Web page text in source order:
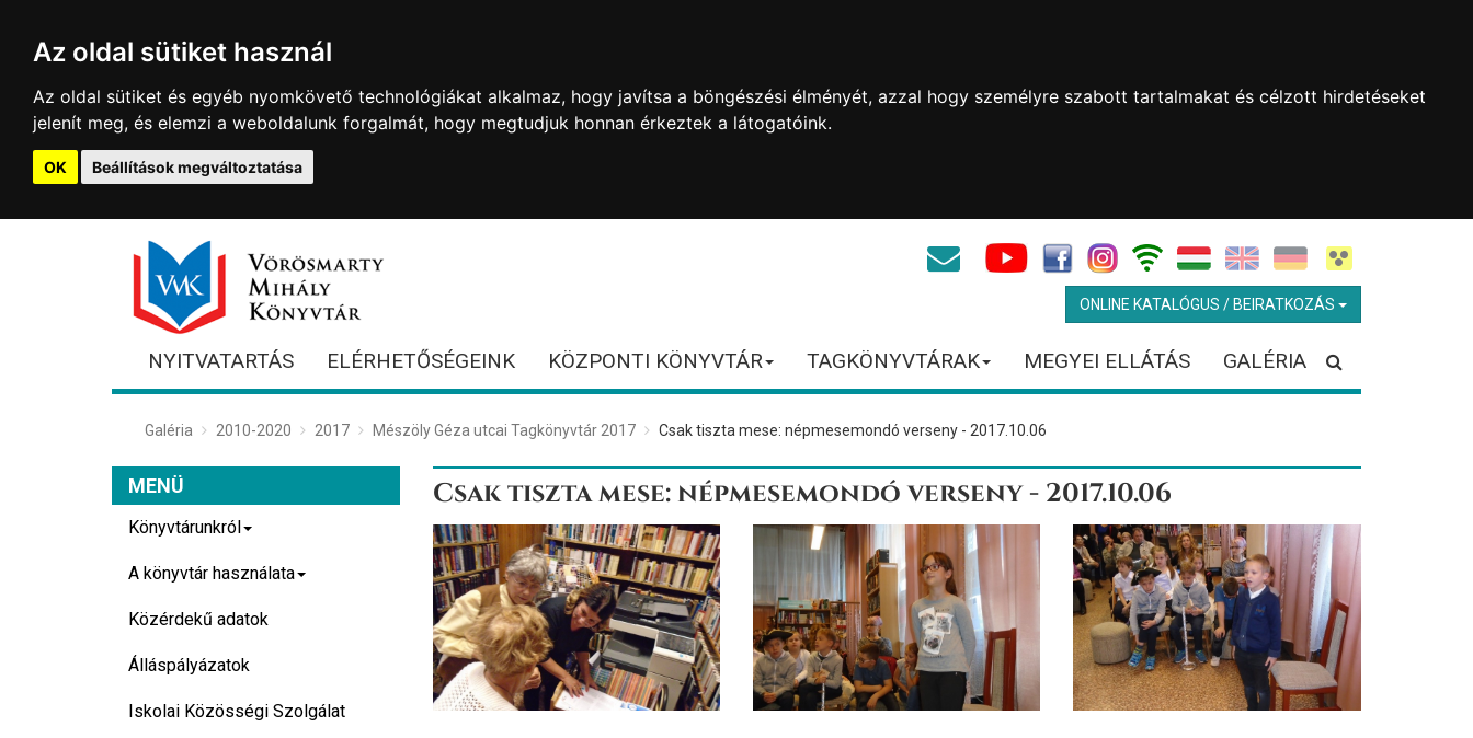
Az oldal sütiket használ
Az oldal sütiket és egyéb nyomkövető technológiákat alkalmaz, hogy javítsa a böngészési élményét, azzal hogy személyre szabott tartalmakat és célzott hirdetéseket
jelenít meg, és elemzi a weboldalunk forgalmát, hogy megtudjuk honnan érkeztek a látogatóink.
OK Beállítások megváltoztatása
ONLINE KATALÓGUS / BEIRATKOZÁS
NYITVATARTÁS ELÉRHETŐSÉGEINK KÖZPONTI KÖNYVTÁR TAGKÖNYVTÁRAK MEGYEI ELLÁTÁS GALÉRIA
Galéria 2010-2020 2017 Mészöly Géza utcai Tagkönyvtár 2017 Csak tiszta mese: népmesemondó verseny - 2017.10.06
Csak tiszta mese: népmesemondó verseny - 2017.10.06
MENÜ
Könyvtárunkról
A könyvtár használata
Közérdekű adatok
Álláspályázatok
Iskolai Közösségi Szolgálat